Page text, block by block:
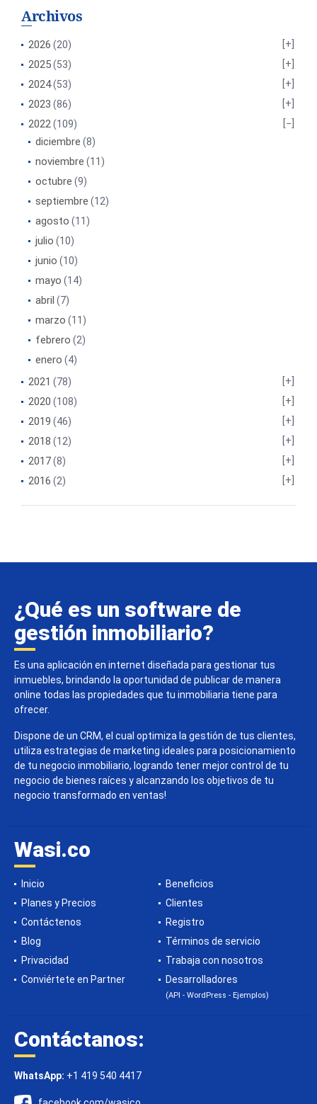
Archivos
2026 (20)
2025(53)
2024(53)
2023 (86)
2022(109)
diciembre (8)
noviembre (11)
octubre (9)
septiembre (12)
agosto (11)
julio (10)
junio (10)
mayo (14)
abril (7)
marzo (11)
febrero (2)
enero (4)
2021 (78)
2020 (108)
2019 (46)
2018 (12)
2017(8)
2016 (2)
¿Qué es un software de
gestión inmobiliario?
Es una aplicación en internet diseñada para gestionar tus
inmuebles, brindando la oportunidad de publicar de manera
online todas las propiedades que tu inmobiliaria tiene para
ofrecer.
Dispone de un CRM, el cual optimiza la gestión de tus clientes,
utiliza estrategias de marketing ideales para posicionamiento
de tu negocio inmobiliario, logrando tener mejor control de tu
negocio de bienes raíces y alcanzando los objetivos de tu
negocio transformado en ventas!
Wasi.co
Inicio
Beneficios
Planes y Precios
Clientes
Contáctenos
Registro
Blog
Términos de servicio
Privacidad
Trabaja con nosotros
Conviértete en Partner
Desarrolladores
(API - WordPress - Ejemplos)
Contáctanos:
WhatsApp: +1 419 540 4417